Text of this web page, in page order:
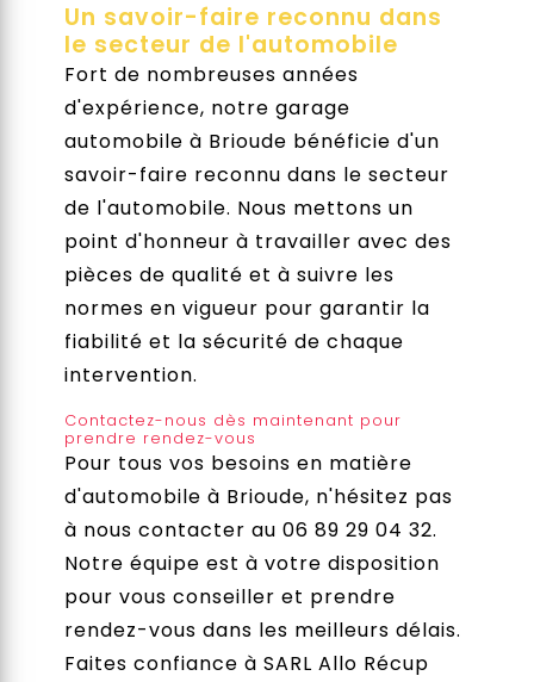
Un savoir-faire reconnu dans
le secteur de l'automobile
Fort de nombreuses années
d'expérience, notre garage
automobile à Brioude bénéficie d'un
savoir-faire reconnu dans le secteur
de l'automobile. Nous mettons un
point d'honneur à travailler avec des
pièces de qualité et à suivre les
normes en vigueur pour garantir la
fiabilité et la sécurité de chaque
intervention.
Contactez-nous dès maintenant pour
prendre rendez-vous
Pour tous vos besoins en matière
d'automobile à Brioude, n'hésitez pas
à nous contacter au 06 89 29 04 32.
Notre équipe est à votre disposition
pour vous conseiller et prendre
rendez-vous dans les meilleurs délais.
Faites confiance à SARL Allo Récup